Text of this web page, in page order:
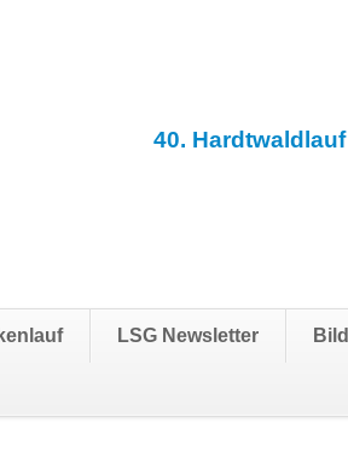
40.
LSG Newsletter